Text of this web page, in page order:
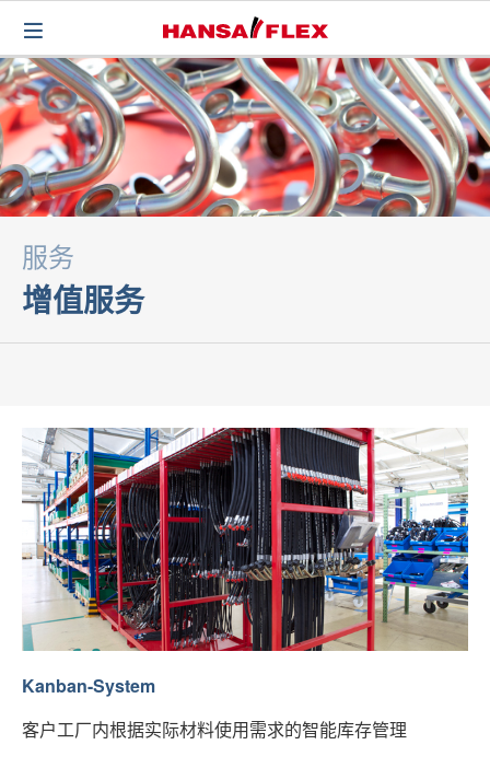
服务
增值服务
Kanban-System
客户工厂内根据实际材料使用需求的智能库存管理